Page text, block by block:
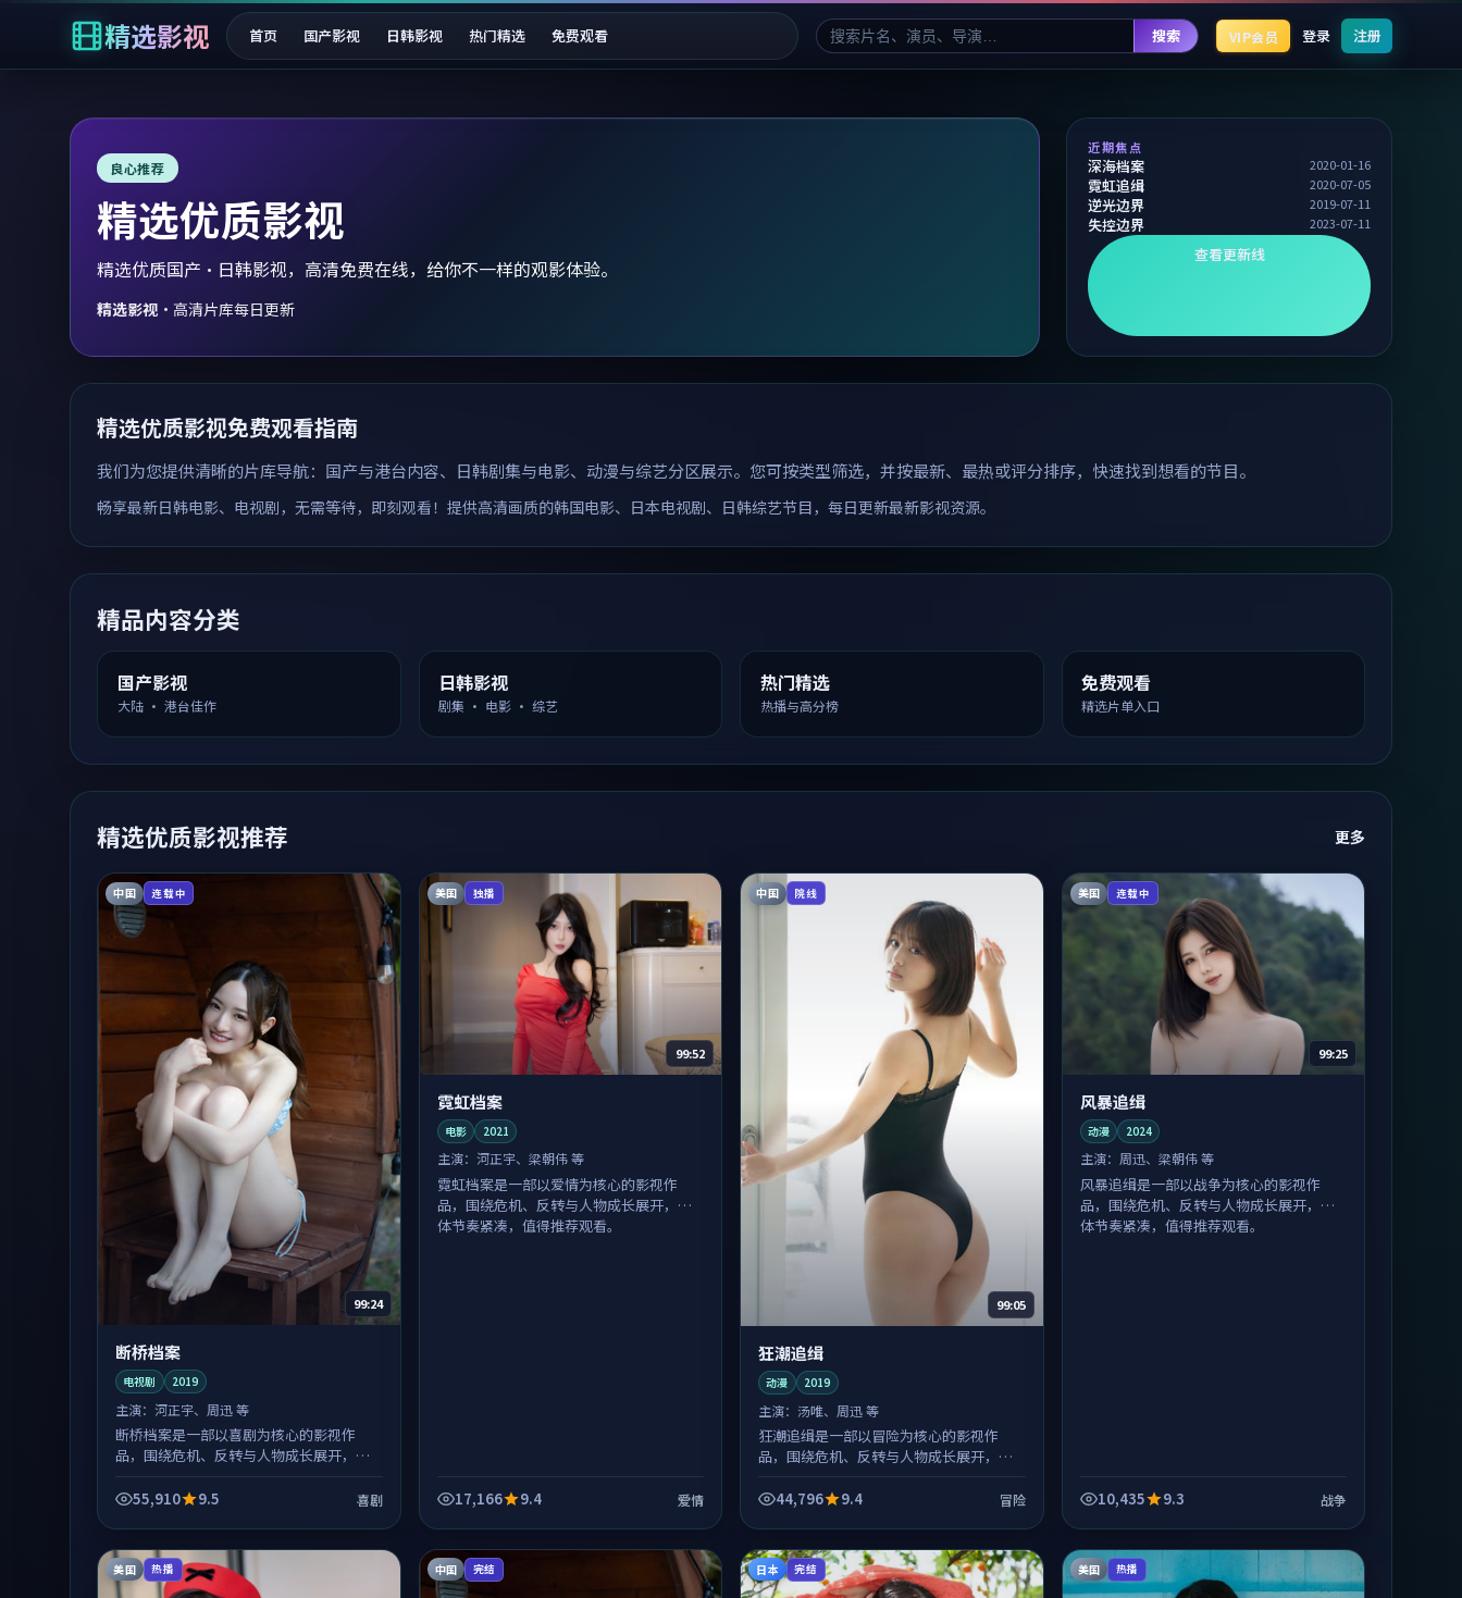
精选影视 首页 国产影视 日韩影视 热门精选 免费观看 搜索 VIP会员 登录 注册
良心推荐
精选优质影视
精选优质国产·日韩影视，高清免费在线，给你不一样的观影体验。
精选影视 · 高清片库每日更新
近期焦点
深海档案 2020-01-16
霓虹追缉 2020-07-05
逆光边界 2019-07-11
失控边界 2023-07-11
查看更新线
精选优质影视免费观看指南
我们为您提供清晰的片库导航：国产与港台内容、日韩剧集与电影、动漫与综艺分区展示。您可按类型筛选，并按最新、最热或评分排序，快速找到想看的节目。
畅享最新日韩电影、电视剧，无需等待，即刻观看！提供高清画质的韩国电影、日本电视剧、日韩综艺节目，每日更新最新影视资源。
精品内容分类
国产影视
大陆 · 港台佳作
日韩影视
剧集 · 电影 · 综艺
热门精选
热播与高分榜
免费观看
精选片单入口
精选优质影视推荐 更多
中国 连载中
99:24
断桥档案
电视剧 2019
主演： 河正宇、周迅 等
断桥档案是一部以喜剧为核心的影视作
品，围绕危机、反转与人物成长展开，整
55,910
9.5 喜剧
美国 独播
99:52
霓虹档案
电影 2021
主演： 河正宇、梁朝伟 等
霓虹档案是一部以爱情为核心的影视作
品，围绕危机、反转与人物成长展开，整
体节奏紧凑，值得推荐观看。
17,166 9.4 爱情
中国 院线
99:05
狂潮追缉
动漫 2019
主演： 汤唯、周迅 等
狂潮追缉是一部以冒险为核心的影视作
品，围绕危机、反转与人物成长展开，整
44,796
9.4 冒险
美国 连载中
99:25
风暴追缉
动漫 2024
主演： 周迅、梁朝伟 等
风暴追缉是一部以战争为核心的影视作
品，围绕危机、反转与人物成长展开，整
体节奏紧凑，值得推荐观看。
10,435 9.3 战争
美国 热播 中国 完结 日本 完结 美国 热播